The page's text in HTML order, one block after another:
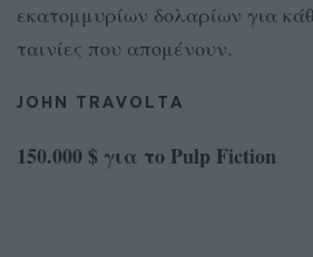
εκατομμυρίων δολαρίων για
ταινίες που απομένουν.
JOHN TRAVOLTA
150.000 $ για το Pulp Fiction